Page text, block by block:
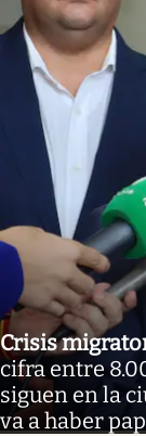
Crisis
cifra entre
siguen en la
va a haber